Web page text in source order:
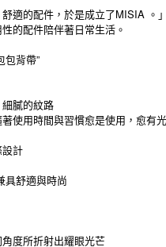
適的配件，於是成立了MISIA 。」
的配件陪伴著日常生活。
包背帶”
膩的紋路
使用時間與習慣愈是使用，愈有
計
具舒適與時尚
度所折射出耀眼光芒